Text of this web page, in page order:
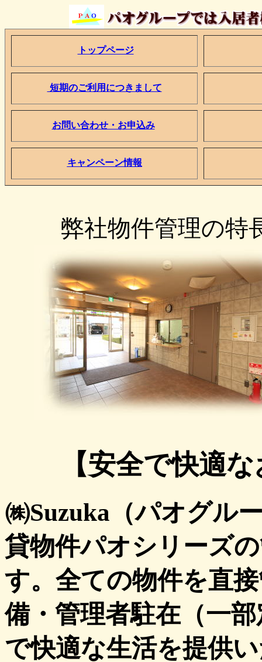
トップページ
短期のご利用につきまして
お問い合わせ・お申込み
キャンペーン情報
弊社物件管理の特
【安全で快適
㈱Suzuka（パオグル
貸物件パオシリーズ
す。全ての物件を直
備・管理者駐在（一
で快適な生活を提供